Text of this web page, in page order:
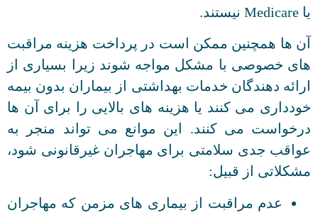
یا Medicare نیستند.
آن ها همچنین ممکن است در پرداخت هزینه مراقبت
های خصوصی با مشکل مواجه شوند زیرا بسیاری از
ارائه دهندگان خدمات بهداشتی از بیماران بدون بیمه
خودداری می کنند یا هزینه های بالایی را برای آن ها
درخواست می کنند. این موانع می تواند منجر به
عواقب جدی سلامتی برای مهاجران غیرقانونی شود،
مشکلاتی از قبیل:
عدم مراقبت از بیماری های مزمن که مهاجران